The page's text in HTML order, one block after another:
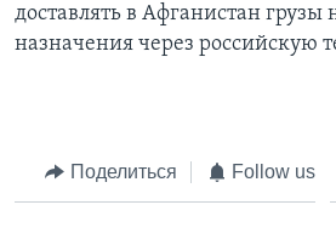
доставлять в Афганистан грузы
назначения через российскую
Поделиться Follow us